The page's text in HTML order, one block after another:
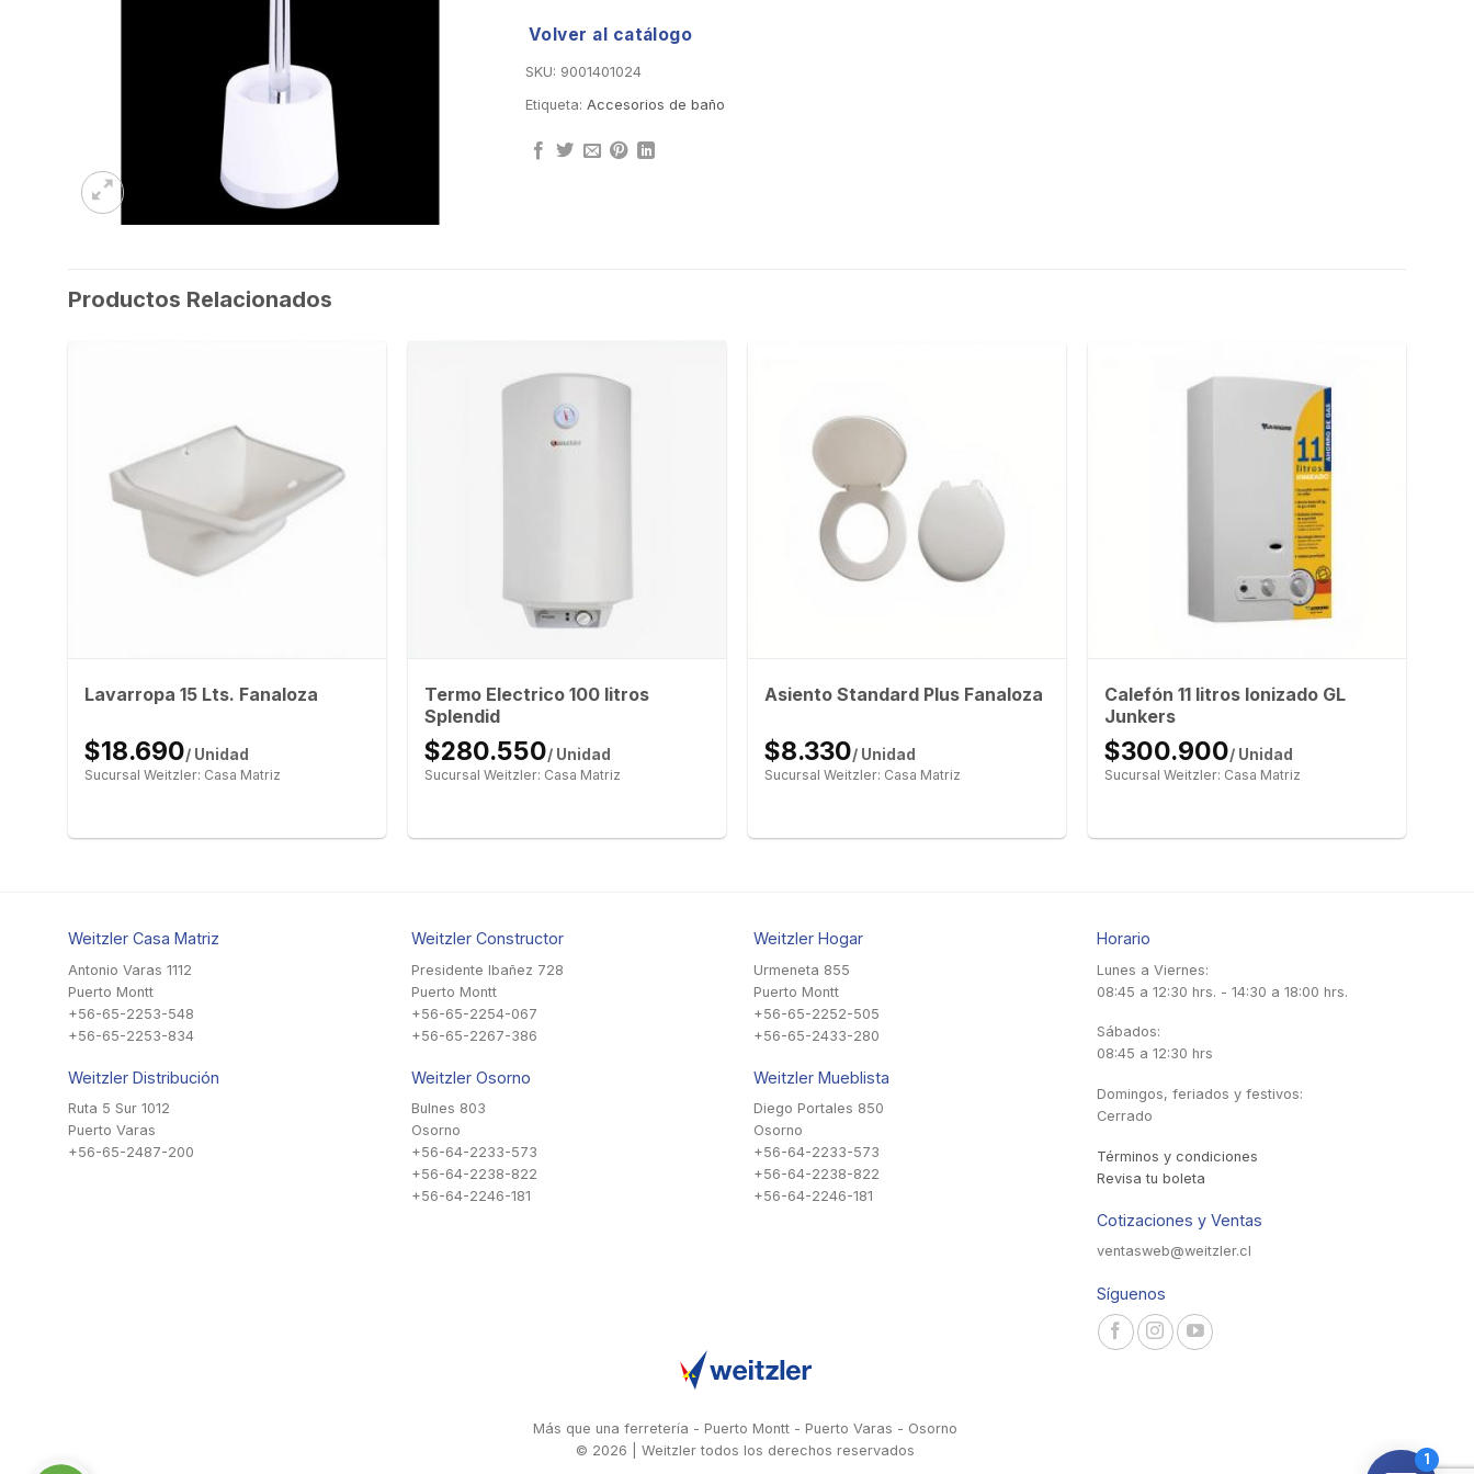
Volver al catálogo
SKU: 9001401024
Etiqueta: Accesorios de baño
Productos Relacionados
Lavarropa 15 Lts. Fanaloza
$18.690/ Unidad
Sucursal Weitzler: Casa Matriz
Termo Electrico 100 litros
Splendid
$280.550/ Unidad
Sucursal Weitzler: Casa Matriz
Asiento Standard Plus Fanaloza
$8.330/ Unidad
Sucursal Weitzler: Casa Matriz
Calefón 11 litros Ionizado GL
Junkers
$300.900/ Unidad
Sucursal Weitzler: Casa Matriz
Weitzler Casa Matriz
Antonio Varas 1112
Puerto Montt
+56-65-2253-548
+56-65-2253-834
Weitzler Distribución
Ruta 5 Sur 1012
Puerto Varas
+56-65-2487-200
Weitzler Constructor
Presidente Ibañez 728
Puerto Montt
+56-65-2254-067
+56-65-2267-386
Weitzler Osorno
Bulnes 803
Osorno
+56-64-2233-573
+56-64-2238-822
+56-64-2246-181
Weitzler Hogar
Urmeneta 855
Puerto Montt
+56-65-2252-505
+56-65-2433-280
Weitzler Mueblista
Diego Portales 850
Osorno
+56-64-2233-573
+56-64-2238-822
+56-64-2246-181
Horario
Lunes a Viernes:
08:45 a 12:30 hrs. - 14:30 a 18:00 hrs.
Sábados:
08:45 a 12:30 hrs
Domingos, feriados y festivos:
Cerrado
Términos y condiciones
Revisa tu boleta
Cotizaciones y Ventas
ventasweb@weitzler.cl
Síguenos
Más que una ferretería - Puerto Montt - Puerto Varas - Osorno
© 2026 | Weitzler todos los derechos reservados